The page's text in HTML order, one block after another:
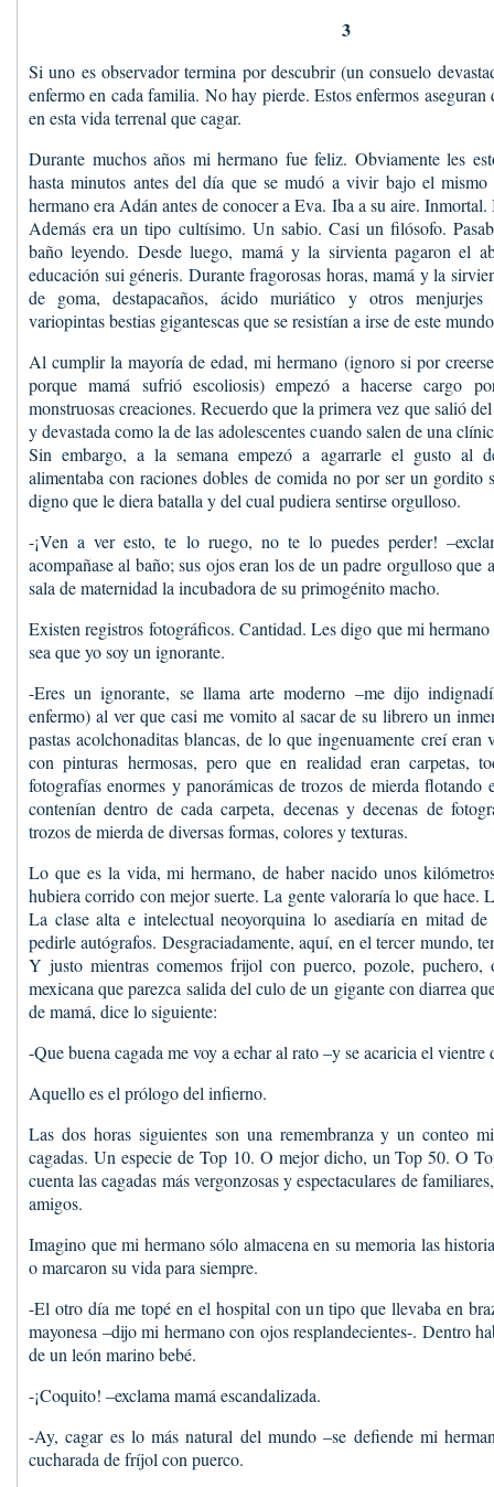
3
Si uno es observador termina por descubrir (un consuelo
enfermo en cada familia. No hay pierde. Estos enfermos
en esta vida terrenal que cagar.
Durante muchos años mi hermano fue feliz. Obviamente les
hasta minutos antes del día que se mudó a vivir bajo el
hermano era Adán antes de conocer a Eva. Iba a su aire.
Además era un tipo cultísimo. Un sabio. Casi un filósofo.
baño leyendo. Desde luego, mamá y la sirvienta pagaron el
educación sui géneris. Durante fragorosas horas, mamá y la
de goma, destapacaños, ácido muriático y otros menjurjes
variopintas bestias gigantescas que se resistían a irse de este
Al cumplir la mayoría de edad, mi hermano (ignoro si por
porque mamá sufrió escoliosis) empezó a hacerse cargo
monstruosas creaciones. Recuerdo que la primera vez que salió
y devastada como la de las adolescentes cuando salen de una
Sin embargo, a la semana empezó a agarrarle el gusto al
alimentaba con raciones dobles de comida no por ser un gordito
digno que le diera batalla y del cual pudiera sentirse orgulloso.
-¡Ven a ver esto, te lo ruego, no te lo puedes perder!
acompañase al baño; sus ojos eran los de un padre orgulloso que
sala de maternidad la incubadora de su primogénito macho.
Existen registros fotográficos. Cantidad. Les digo que mi
sea que yo soy un ignorante.
-Eres un ignorante, se llama arte moderno –me dijo
enfermo) al ver que casi me vomito al sacar de su librero un
pastas acolchonaditas blancas, de lo que ingenuamente creí eran
con pinturas hermosas, pero que en realidad eran carpetas,
fotografías enormes y panorámicas de trozos de mierda flotando
contenían dentro de cada carpeta, decenas y decenas de
trozos de mierda de diversas formas, colores y texturas.
Lo que es la vida, mi hermano, de haber nacido unos
hubiera corrido con mejor suerte. La gente valoraría lo que hace.
La clase alta e intelectual neoyorquina lo asediaría en mitad
pedirle autógrafos. Desgraciadamente, aquí, en el tercer mundo,
Y justo mientras comemos frijol con puerco, pozole, puchero,
mexicana que parezca salida del culo de un gigante con diarrea
de mamá, dice lo siguiente:
-Que buena cagada me voy a echar al rato –y se acaricia el vientre
Aquello es el prólogo del infierno.
Las dos horas siguientes son una remembranza y un conteo
cagadas. Un especie de Top 10. O mejor dicho, un Top 50. O
cuenta las cagadas más vergonzosas y espectaculares de
amigos.
Imagino que mi hermano sólo almacena en su memoria las
o marcaron su vida para siempre.
-El otro día me topé en el hospital con un tipo que llevaba en
mayonesa –dijo mi hermano con ojos resplandecientes-. Dentro
de un león marino bebé.
-¡Coquito! –exclama mamá escandalizada.
-Ay, cagar es lo más natural del mundo –se defiende mi
cucharada de fríjol con puerco.